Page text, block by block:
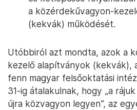
a közérdekűvagyon-
(kekvák) működését.
Utóbbiról azt mondta, azok a
kezelő alapítványok (kekvák),
fenn magyar felsőoktatási
31-ig átalakulnak, hogy „a
újra közvagyon legyen”, az